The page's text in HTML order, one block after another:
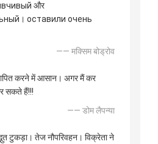
और
оставили очень
—— मक्सिम बोड्रोव
करने में आसान। अगर मैं कर
सकते हैं!!!
—— डोम लैपन्या
टुकड़ा। तेज नौपरिवहन। विक्रेता ने